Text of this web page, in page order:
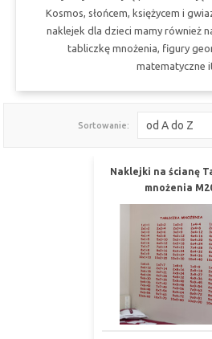
Kosmos, słońcem, księżycem i
naklejek dla dzieci mamy również
tabliczkę mnożenia, figury
matematyczne
Sortowanie: od A do Z
Naklejki na ścianę
mnożenia